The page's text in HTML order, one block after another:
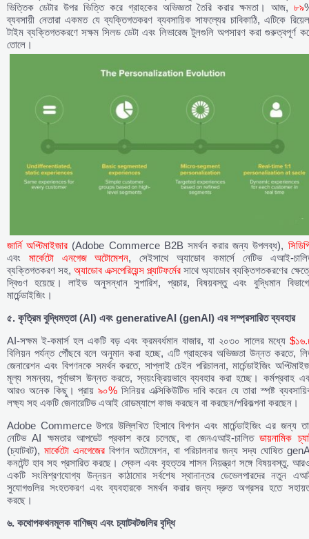
ভিত্তিক ডেটার উপর ভিত্তি করে গ্রাহকের অভিজ্ঞতা তৈরি করার ক্ষমতা। আজ, ৮৯
ব্যবসায়ী নেতারা একমত যে ব্যক্তিগতকরণ ব্যবসায়িক সাফল্যের চাবিকাঠি, এটিকে
টাইম ব্যক্তিগতকরণে সক্ষম সিলড ডেটা এবং লিভারেজ টুলগুলি অপসারণ করা গুরুত্বপূর্ণ
তোলে।
জার্নি অপ্টিমাইজার (Adobe Commerce B2B সমর্থন করার জন্য উপলব্ধ),
এবং মার্কেটো এনগেজ অটোমেশন, সেইসাথে অ্যাডোব কমার্সে নেটিভ এআই-
ব্যক্তিগতকরণ সহ,অ্যাডোব এক্সপেরিয়েন্স প্ল্যাটফর্মের সাথে অ্যাডোব ব্যক্তিগতকরণের
দ্বিগুণ হয়েছে। লাইভ অনুসন্ধান সুপারিশ, প্রচার, বিষয়বস্তু এবং বুদ্ধিমান
মার্চেন্ডাইজিং।
৫. কৃত্রিম বুদ্ধিমত্তা (AI) এবং generativeAI (genAI) এর সম্প্রসারিত ব্যবহার
AI-সক্ষম ই-কমার্স হল একটি বড় এবং ক্রমবর্ধমান বাজার, যা ২০৩০ সালের মধ্যে
বিলিয়ন পর্যন্ত পৌঁছবে বলে অনুমান করা হচ্ছে, এটি গ্রাহকের অভিজ্ঞতা উন্নত করতে,
জেনারেশন এবং বিপণনকে সমর্থন করতে, সাপ্লাই চেইন পরিচালনা, মার্চেন্ডাইজিং
মূল্য সমন্বয়, পূর্বাভাস উন্নত করতে, স্বয়ংক্রিয়ভাবে ব্যবহার করা হচ্ছে। কর্মপ্রবাহ
আরও অনেক কিছু। প্রায়৯০% সিনিয়র এক্সিকিউটিভ দাবি করেন যে তারা স্পষ্ট
লক্ষ্য সহ একটি জেনারেটিভ এআই রোডম্যাপে কাজ করছেন বা করছেন/পরিকল্পনা করছেন।
Adobe Commerce উপরে উল্লিখিত হিসাবে বিপণন এবং মার্চেন্ডাইজিং এর জন্য
নেটিভ AI ক্ষমতার আপডেট প্রকাশ করে চলেছে, বা জেনএআই-চালিতডায়নামিক
(চ্যাটবট), মার্কেটো এনগেজেরবিপণন অটোমেশন, বা পরিচালনার জন্য সদ্য ঘোষিত
কনটেন্ট হাব সহ প্রসারিত করছে। স্কেল এবং বৃহত্তর শাসন নিয়ন্ত্রণ সঙ্গে বিষয়বস্তু.
একটি সংমিশ্রণযোগ্য উন্নয়ন কাঠামোর সর্বশেষ স্থানান্তর ডেভেলপারদের নতুন
সুযোগগুলির সংহতকরণ এবং ব্যবহারকে সমর্থন করার জন্য দ্রুত অগ্রসর হতে
করছে।
৬. কথোপকথনমূলক বাণিজ্য এবং চ্যাটবটগুলির বৃদ্ধি